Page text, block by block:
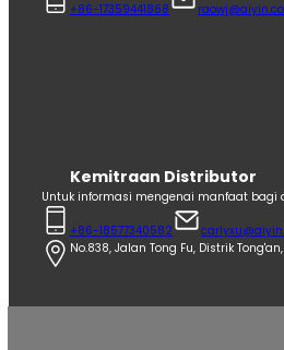
+86-17359441868
Kemitraan Distributor
Untuk informasi mengenai manfaat
+86-18577340582
No.838, Jalan Tong Fu, Distrik